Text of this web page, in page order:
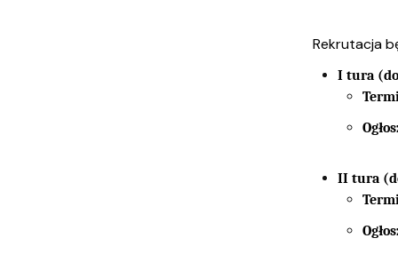
Rekrutacja
I tura
II tura